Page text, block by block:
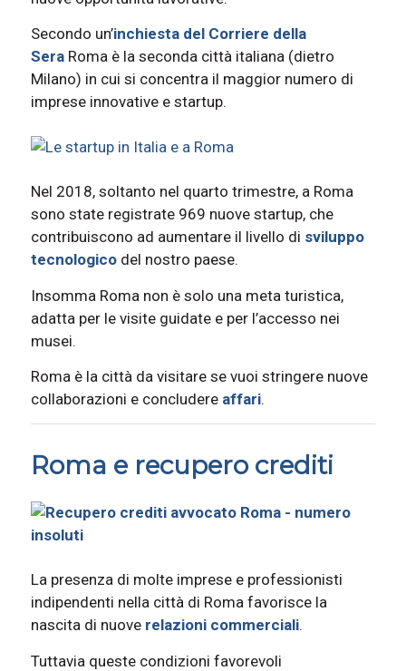
Secondo un’inchiesta del Corriere della
SeraRoma è la seconda città italiana (dietro
Milano) in cui si concentra il maggior numero di
imprese innovative e startup.
Nel 2018, soltanto nel quarto trimestre, a Roma
sono state registrate 969 nuove startup, che
contribuiscono ad aumentare il livello di sviluppo
tecnologicodel nostro paese.
Insomma Roma non è solo una meta turistica,
adatta per le visite guidate e per l’accesso nei
musei.
Roma è la città da visitare se vuoi stringere nuove
collaborazioni e concludereaffari.
Roma e recupero crediti
La presenza di molte imprese e professionisti
indipendenti nella città di Roma favorisce la
nascita di nuove relazioni commerciali.
Tuttavia queste condizioni favorevoli